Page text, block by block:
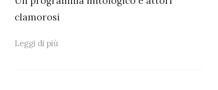
clamorosi
Leggi di più